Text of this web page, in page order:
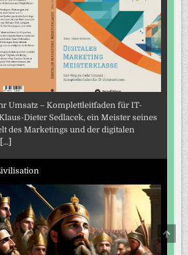
Umsatz – Komplettleitfaden für IT-
Dieter Sedlacek, ein Meister seines
des Marketings und der digitalen
[...]
TO
TOP